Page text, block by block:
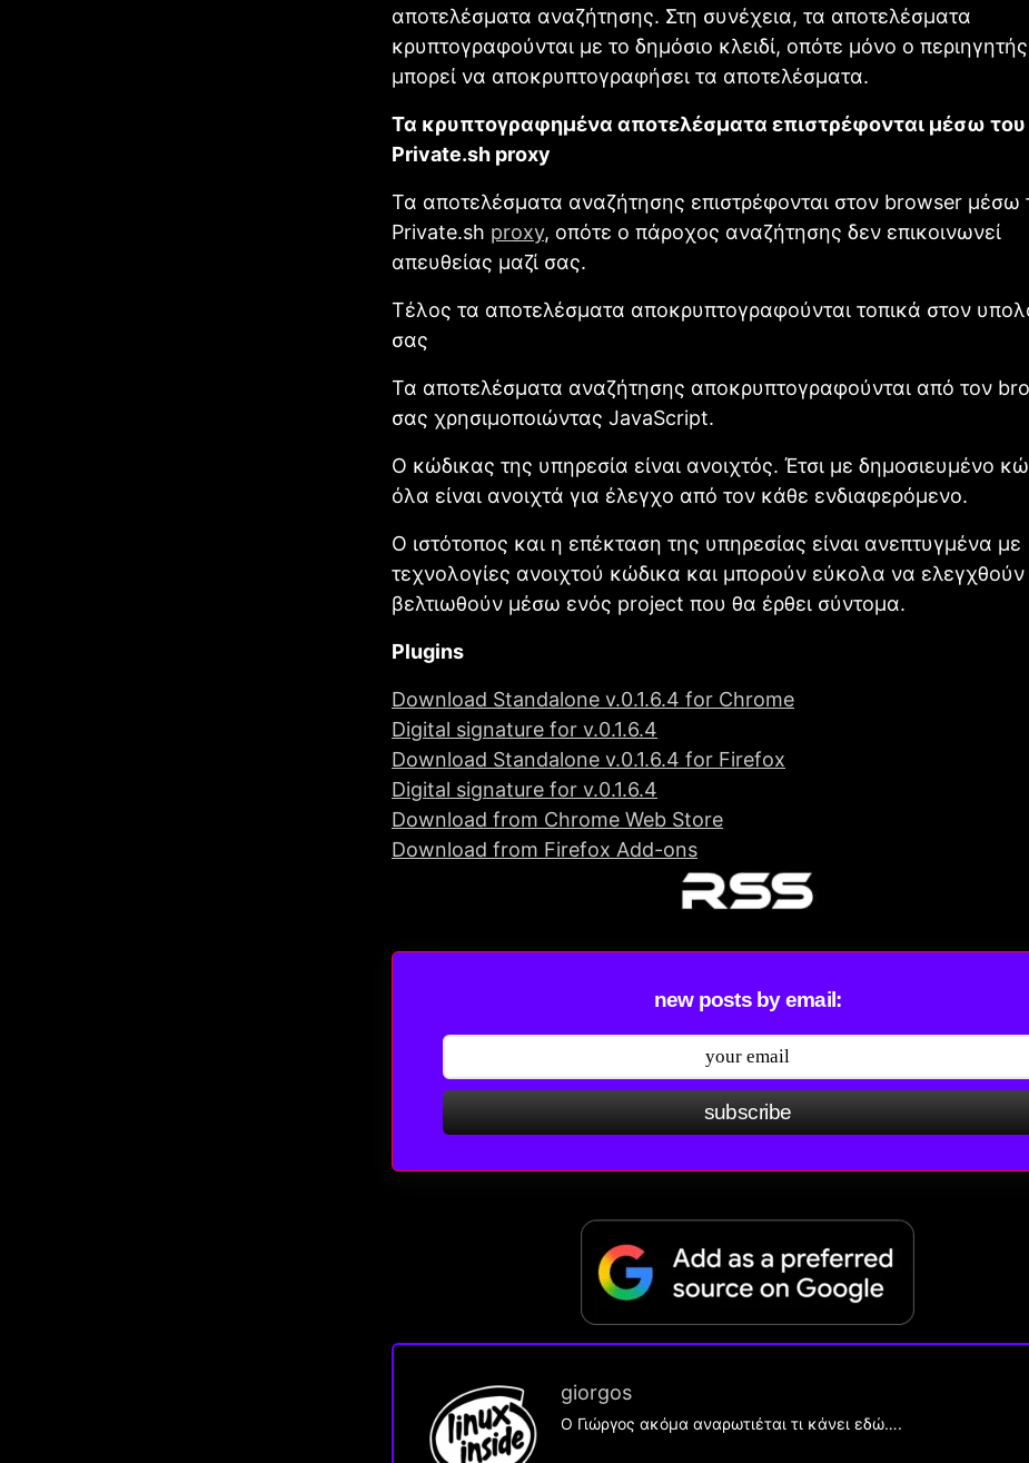
αποτελέσματα αναζήτησης. Στη συνέχεια, τα αποτελέσματα
κρυπτογραφούνται με το δημόσιο κλειδί, οπότε μόνο ο
μπορεί να αποκρυπτογραφήσει τα αποτελέσματα.
Τα κρυπτογραφημένα αποτελέσματα επιστρέφονται μέσω του
Private.sh proxy
Τα αποτελέσματα αναζήτησης επιστρέφονται στον browser μέσω
Private.sh proxy, οπότε ο πάροχος αναζήτησης δεν επικοινωνεί
απευθείας μαζί σας.
Τέλος τα αποτελέσματα αποκρυπτογραφούνται τοπικά στον
σας
Τα αποτελέσματα αναζήτησης αποκρυπτογραφούνται από τον
σας χρησιμοποιώντας JavaScript.
Ο κώδικας της υπηρεσία είναι ανοιχτός. Έτσι με δημοσιευμένο
όλα είναι ανοιχτά για έλεγχο από τον κάθε ενδιαφερόμενο.
Ο ιστότοπος και η επέκταση της υπηρεσίας είναι ανεπτυγμένα με
τεχνολογίες ανοιχτού κώδικα και μπορούν εύκολα να ελεγχθούν
βελτιωθούν μέσω ενός project που θα έρθει σύντομα.
Plugins
Download Standalone v.0.1.6.4 for Chrome
Digital signature for v.0.1.6.4
Download Standalone v.0.1.6.4 for Firefox
Digital signature for v.0.1.6.4
Download from Chrome Web Store
Download from Firefox Add-ons
new posts by email:
subscribe
giorgos
Ο Γιώργος ακόμα αναρωτιέται τι κάνει εδώ….